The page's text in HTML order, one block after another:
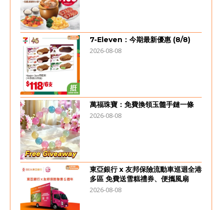
7-Eleven：今期最新優惠 (8/8)
2026-08-08
萬福珠寶：免費換領玉髓手鏈一條
2026-08-08
東亞銀行 x 友邦保險流動車巡迴全港
多區 免費送雪糕禮券、便攜風扇
2026-08-08